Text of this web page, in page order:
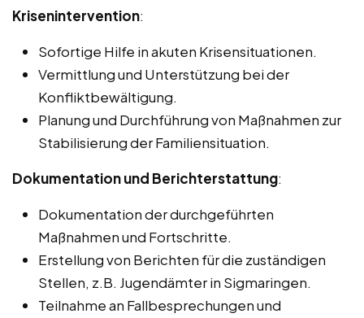
Krisenintervention:
Sofortige Hilfe in akuten Krisensituationen.
Vermittlung und Unterstützung bei der
Konfliktbewältigung.
Planung und Durchführung von Maßnahmen zur
Stabilisierung der Familiensituation.
Dokumentation und Berichterstattung:
Dokumentation der durchgeführten
Maßnahmen und Fortschritte.
Erstellung von Berichten für die zuständigen
Stellen, z.B. Jugendämter in Sigmaringen.
Teilnahme an Fallbesprechungen und